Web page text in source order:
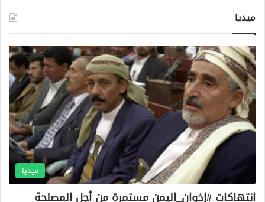
ة
م
ن
م
ص
ر
ف
ي
ط
ل
ا
ل
ل
ا
ت
و
ت
ف
ا
ق
م
ا
م
س
ا
ميديا
ميديا
انتهاكات #إخوان_اليمن مستمرة من أجل المصلحة